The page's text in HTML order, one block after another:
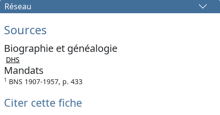
Réseau
Sources
Biographie et généalogie
DHS
Mandats
1 BNS 1907-1957, p. 433
Citer cette fiche